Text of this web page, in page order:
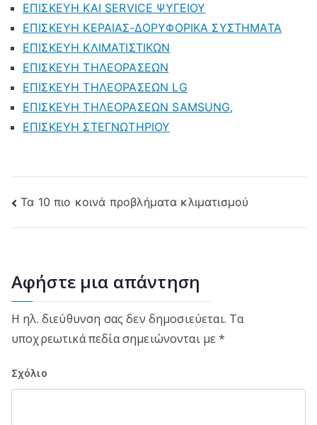
ΕΠΙΣΚΕΥΗ ΚΑΙ SERVICE ΨΥΓΕΙΟΥ
ΕΠΙΣΚΕΥΗ ΚΕΡΑΙΑΣ-ΔΟΡΥΦΟΡΙΚΑ ΣΥΣΤΗΜΑΤΑ
ΕΠΙΣΚΕΥΗ ΚΛΙΜΑΤΙΣΤΙΚΩΝ
ΕΠΙΣΚΕΥΗ ΤΗΛΕΟΡΑΣΕΩΝ
ΕΠΙΣΚΕΥΗ ΤΗΛΕΟΡΑΣΕΩΝ LG
ΕΠΙΣΚΕΥΗ ΤΗΛΕΟΡΑΣΕΩΝ SAMSUNG,
ΕΠΙΣΚΕΥΗ ΣΤΕΓΝΩΤΗΡΙΟΥ
Πλοήγηση
άρθρων
Τα 10 πιο κοινά προβλήματα κλιματισμού
Αφήστε μια απάντηση
Η ηλ. διεύθυνση σας δεν δημοσιεύεται. Τα
υποχρεωτικά πεδία σημειώνονται με*
Σχόλιο